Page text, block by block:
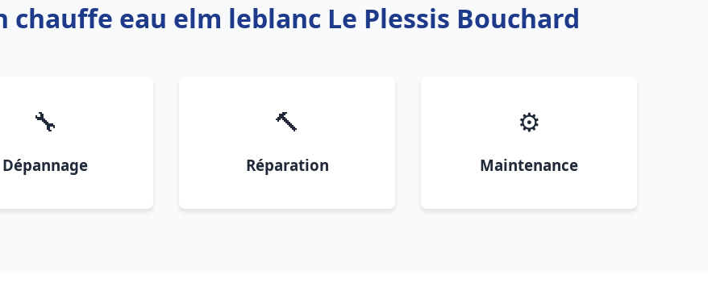
eau elm leblanc Le Plessis Bouchard
🔧
Dépannage
🔨
Réparation
⚙️
Maintenance